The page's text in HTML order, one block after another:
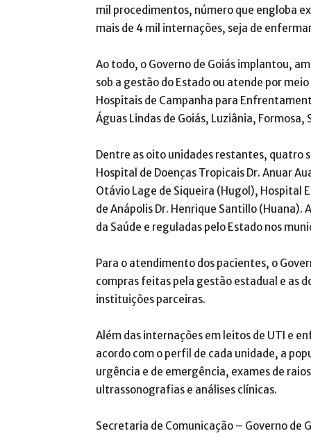
mil procedimentos, número que engloba
mais de 4 mil internações, seja de
Ao todo, o Governo de Goiás implantou,
sob a gestão do Estado ou atende por
Hospitais de Campanha para
Águas Lindas de Goiás, Luziânia,
Dentre as oito unidades restantes, quatro
Hospital de Doenças Tropicais Dr. Anuar
Otávio Lage de Siqueira (Hugol), Hospital
de Anápolis Dr. Henrique Santillo
da Saúde e reguladas pelo Estado nos
Para o atendimento dos pacientes, o
compras feitas pela gestão estadual e as
instituições parceiras.
Além das internações em leitos de UTI e
acordo com o perfil de cada unidade, a
urgência e de emergência, exames de
ultrassonografias e análises clínicas.
Secretaria de Comunicação – Governo de